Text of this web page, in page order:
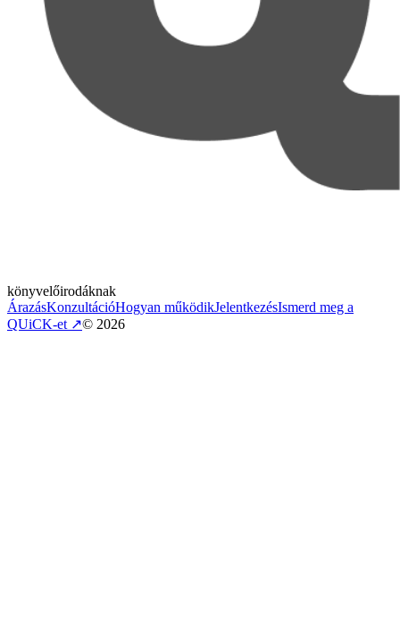
könyvelőirodáknak
ÁrazásKonzultációHogyan működikJelentkezésIsmerd meg a
QUiCK-et ↗© 2026